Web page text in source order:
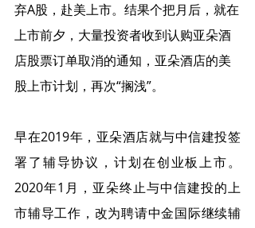
弃A股，赴美上市。结果个把月后，就在
上市前夕，大量投资者收到认购亚朵酒
店股票订单取消的通知，亚朵酒店的美
股上市计划，再次“搁浅”。
早在2019年，亚朵酒店就与中信建投签
署了辅导协议，计划在创业板上市。
2020年1月，亚朵终止与中信建投的上
市辅导工作，改为聘请中金国际继续辅